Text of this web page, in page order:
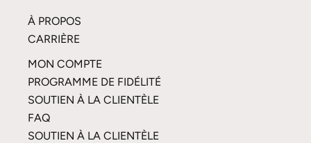
À PROPOS
CARRIÈRE
MON COMPTE
PROGRAMME DE FIDÉLITÉ
SOUTIEN À LA CLIENTÈLE
FAQ
SOUTIEN À LA CLIENTÈLE